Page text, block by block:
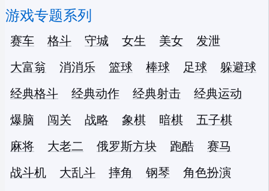
游戏专题系列
赛车 格斗 守城 女生 美女
发泄
大富翁
消消乐 篮球 棒球 足球
躲避球
经典格斗
经典动作 经典射击
经典运动
爆脑
闯关 战略 象棋 暗棋
五子棋
麻将
大老二 俄罗斯方块 跑酷
赛马
战斗机
大乱斗 摔角 钢琴
角色扮演